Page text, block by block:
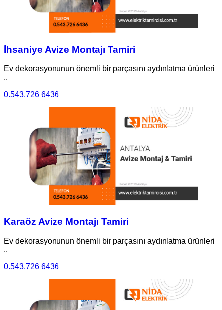
İhsaniye Avize Montajı Tamiri
Ev dekorasyonunun önemli bir parçasını aydınlatma ürünleri
..
0.543.726 6436
Karaöz Avize Montajı Tamiri
Ev dekorasyonunun önemli bir parçasını aydınlatma ürünleri
..
0.543.726 6436